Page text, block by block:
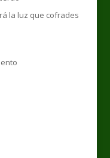
la luz que cofrades